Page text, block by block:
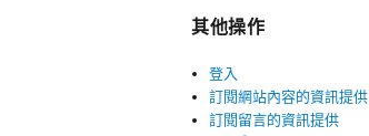
其他操作
登入
訂閱網站內容的資訊提供
訂閱留言的資訊提供